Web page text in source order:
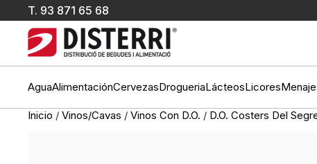
T. 93 871 65 68
AguaAlimentaciónCervezasDrogueriaLácteosLicoresMenaje
Inicio / Vinos/Cavas / Vinos Con D.O. / D.O. Costers Del